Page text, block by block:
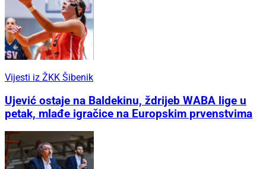
Vijesti iz ŽKK Šibenik
Ujević ostaje na Baldekinu, ždrijeb WABA lige u
petak, mlađe igračice na Europskim prvenstvima